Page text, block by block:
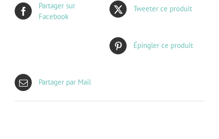
Partager sur
Facebook
Tweeter ce produit
Épingler ce produit
Partager par Mail